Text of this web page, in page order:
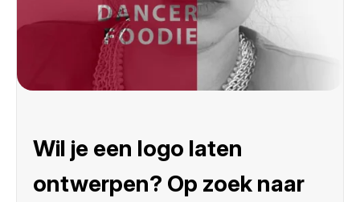
Wil je een logo laten
ontwerpen? Op zoek naar